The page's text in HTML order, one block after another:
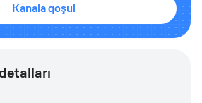
Kanala qoşul